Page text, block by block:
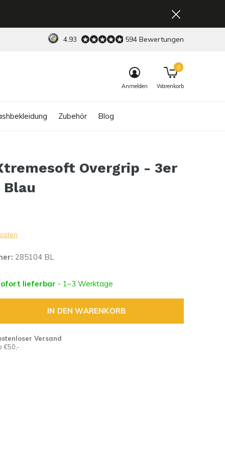
Zubehör Blog
Anmelden Warenkorb
0
4.93 594 Bewertungen
Overgrip - 3er
Blau
285104 BL
lieferbar - 1–3 Werktage
IN DEN WARENKORB
Versand
€50,-